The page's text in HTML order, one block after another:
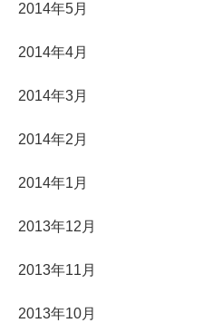
2014年5月
2014年4月
2014年3月
2014年2月
2014年1月
2013年12月
2013年11月
2013年10月